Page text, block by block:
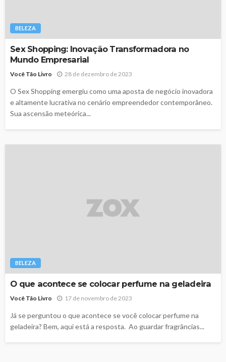
BELEZA
Sex Shopping: Inovação Transformadora no
Mundo Empresarial
Você Tão Livro 28 de dezembro de 2023
O Sex Shopping emergiu como uma aposta de negócio inovadora
e altamente lucrativa no cenário empreendedor contemporâneo.
Sua ascensão meteórica...
BELEZA
O que acontece se colocar perfume na geladeira
Você Tão Livro 17 de novembro de 2023
Já se perguntou o que acontece se você colocar perfume na
geladeira? Bem, aqui está a resposta. Ao guardar fragrâncias...